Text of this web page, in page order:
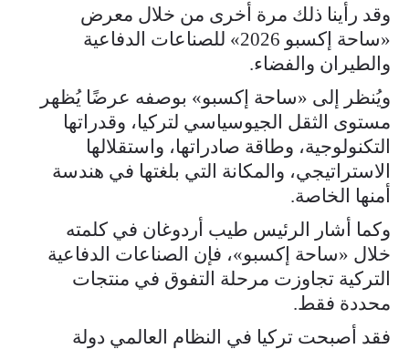
وقد رأينا ذلك مرة أخرى من خلال معرض
«ساحة إكسبو 2026» للصناعات الدفاعية
والطيران والفضاء.
ويُنظر إلى «ساحة إكسبو» بوصفه عرضًا يُظهر
مستوى الثقل الجيوسياسي لتركيا، وقدراتها
التكنولوجية، وطاقة صادراتها، واستقلالها
الاستراتيجي، والمكانة التي بلغتها في هندسة
أمنها الخاصة.
وكما أشار الرئيس طيب أردوغان في كلمته
خلال «ساحة إكسبو»، فإن الصناعات الدفاعية
التركية تجاوزت مرحلة التفوق في منتجات
محددة فقط.
فقد أصبحت تركيا في النظام العالمي دولة